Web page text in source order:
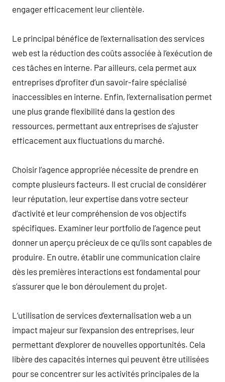
engager efficacement leur clientèle.
Le principal bénéfice de l’externalisation des services
web est la réduction des coûts associée à l’exécution de
ces tâches en interne. Par ailleurs, cela permet aux
entreprises d’profiter d’un savoir-faire spécialisé
inaccessibles en interne. Enfin, l’externalisation permet
une plus grande flexibilité dans la gestion des
ressources, permettant aux entreprises de s’ajuster
efficacement aux fluctuations du marché.
Choisir l’agence appropriée nécessite de prendre en
compte plusieurs facteurs. Il est crucial de considérer
leur réputation, leur expertise dans votre secteur
d’activité et leur compréhension de vos objectifs
spécifiques. Examiner leur portfolio de l’agence peut
donner un aperçu précieux de ce qu’ils sont capables de
produire. En outre, établir une communication claire
dès les premières interactions est fondamental pour
s’assurer que le bon déroulement du projet.
L’utilisation de services d’externalisation web a un
impact majeur sur l’expansion des entreprises, leur
permettant d’explorer de nouvelles opportunités. Cela
libère des capacités internes qui peuvent être utilisées
pour se concentrer sur les activités principales de la